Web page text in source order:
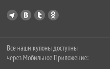
Все наши купоны доступны
через Мобильное Приложение: